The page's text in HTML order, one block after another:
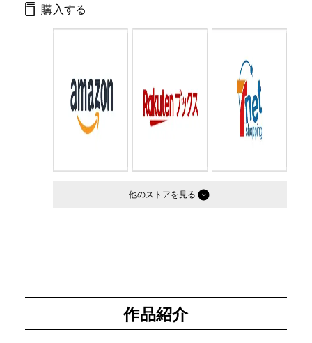
ISBN： 9784344901407
判型：
購入する
他のストア
作品紹介